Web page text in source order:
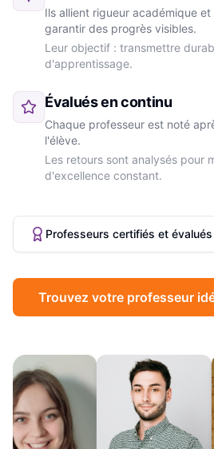
Ils allient rigueur académique
garantir des progrès visibles.
Leur objectif : transmettre
d'apprentissage.
Évalués en continu
Chaque professeur est noté
l'élève.
Les retours sont analysés pour
d'excellence constant.
Professeurs certifiés et
Trouvez votre professeur